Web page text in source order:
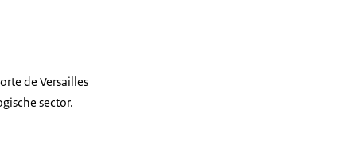
de Versailles
sector.